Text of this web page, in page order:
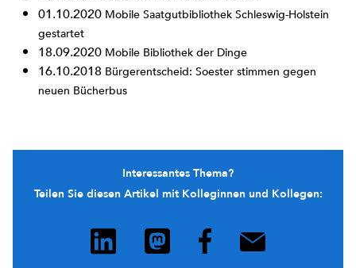
01.10.2020 Mobile Saatgutbibliothek Schleswig-Holstein
gestartet
18.09.2020 Mobile Bibliothek der Dinge
16.10.2018 Bürgerentscheid: Soester stimmen gegen
neuen Bücherbus
Interessantes Thema?
Teilen Sie diesen Artikel mit Kolleginnen und Kollegen: